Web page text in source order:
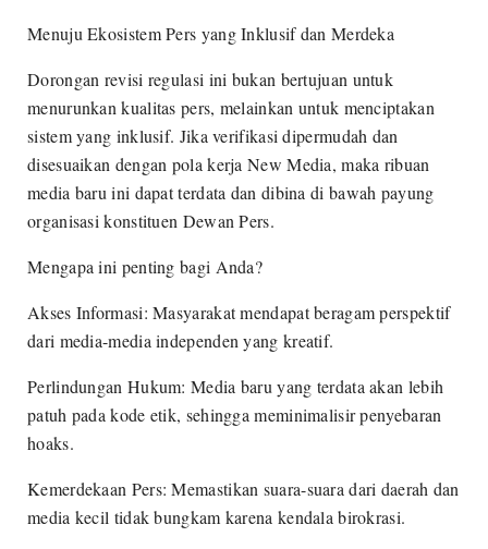
Menuju Ekosistem Pers yang Inklusif dan Merdeka
Dorongan revisi regulasi ini bukan bertujuan untuk
menurunkan kualitas pers, melainkan untuk menciptakan
sistem yang inklusif. Jika verifikasi dipermudah dan
disesuaikan dengan pola kerja New Media, maka ribuan
media baru ini dapat terdata dan dibina di bawah payung
organisasi konstituen Dewan Pers.
Mengapa ini penting bagi Anda?
Akses Informasi: Masyarakat mendapat beragam perspektif
dari media-media independen yang kreatif.
Perlindungan Hukum: Media baru yang terdata akan lebih
patuh pada kode etik, sehingga meminimalisir penyebaran
hoaks.
Kemerdekaan Pers: Memastikan suara-suara dari daerah dan
media kecil tidak bungkam karena kendala birokrasi.